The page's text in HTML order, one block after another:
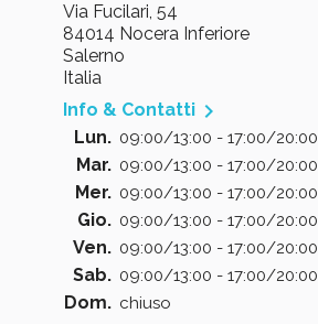
Via Fucilari, 54
84014 Nocera Inferiore
Salerno
Italia
Info & Contatti 
Lun. 09:00/13:00 - 17:00/20:00
Mar. 09:00/13:00 - 17:00/20:00
Mer. 09:00/13:00 - 17:00/20:00
Gio. 09:00/13:00 - 17:00/20:00
Ven. 09:00/13:00 - 17:00/20:00
Sab. 09:00/13:00 - 17:00/20:00
Dom. chiuso